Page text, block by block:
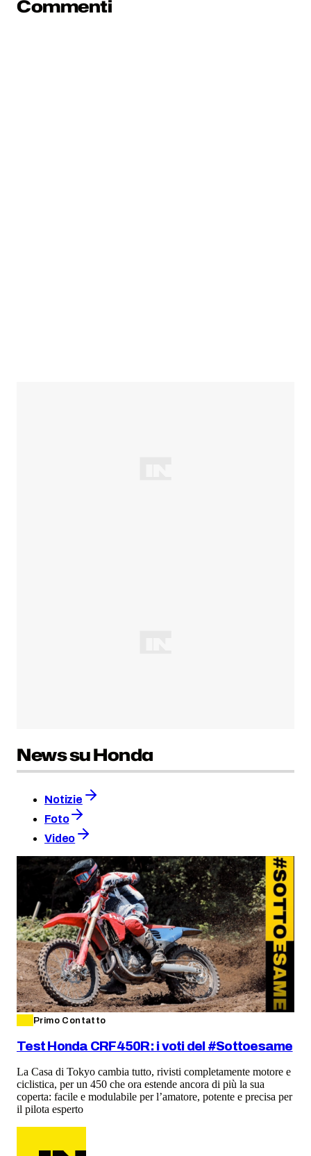
Commenti
News su Honda
Notizie
Foto
Video
Primo Contatto
Test Honda CRF450R: i voti del #Sottoesame
La Casa di Tokyo cambia tutto, rivisti completamente motore e
ciclistica, per un 450 che ora estende ancora di più la sua
coperta: facile e modulabile per l’amatore, potente e precisa per
il pilota esperto